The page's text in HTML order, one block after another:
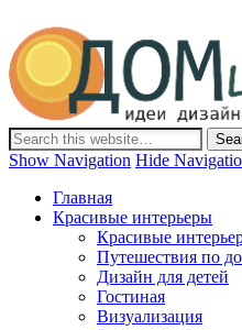
Дом-Цветник
Дизайн интерьера и
Идеи со всего мира.
Show Navigation Hide
Главная
Красивые интерьеры
Красивые
Путешествия по
Дизайн для детей
Гостиная
Визуализация